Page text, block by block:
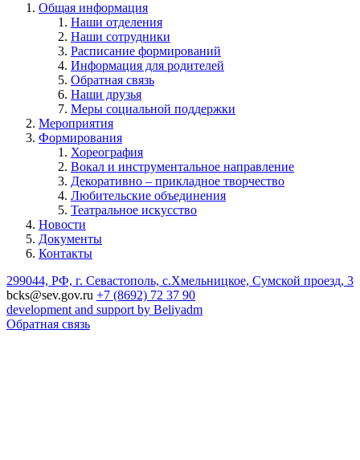
Общая информация
Наши отделения
Наши сотрудники
Расписание формирований
Информация для родителей
Обратная связь
Наши друзья
Меры социальной поддержки
Мероприятия
Формирования
Хореография
Вокал и инструментальное направление
Декоративно – прикладное творчество
Любительские объединения
Театральное искусство
Новости
Документы
Контакты
299044, РФ, г. Севастополь, с.Хмельницкое, Сумской проезд, 3
bcks@sev.gov.ru +7 (8692) 72 37 90
development and support by Beliyadm
Обратная связь